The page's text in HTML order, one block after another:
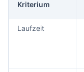
Kriterium
Laufzeit